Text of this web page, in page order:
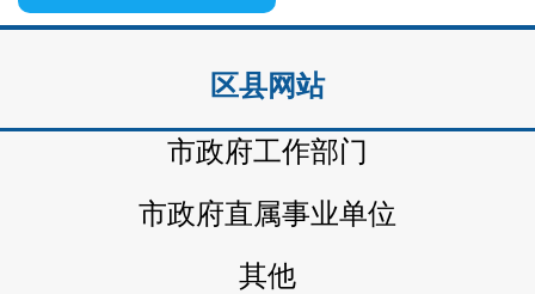
区县网站
市政府工作部门
市政府直属事业单位
其他